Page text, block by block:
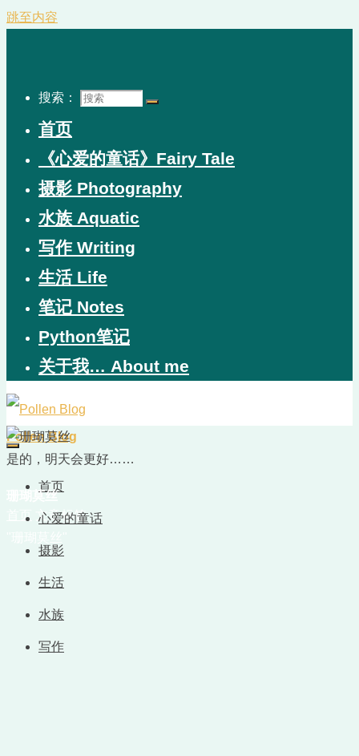
跳至内容
搜索：
首页
《心爱的童话》Fairy Tale
摄影 Photography
水族 Aquatic
写作 Writing
生活 Life
笔记 Notes
Python笔记
关于我… About me
Pollen Blog
是的，明天会更好……
首页
心爱的童话
摄影
生活
水族
写作
珊瑚莫丝
首页
文章标签